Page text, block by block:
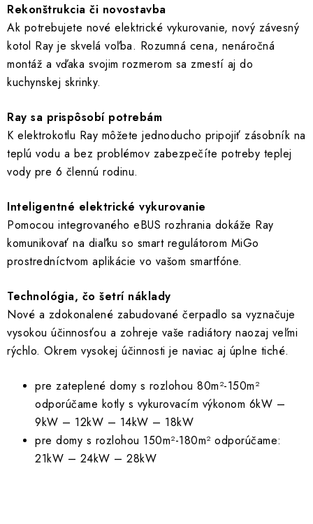
v
ý
p
i
s
Rekonštrukcia či novostavba
Ak potrebujete nové elektrické vykurovanie, nový závesný
kotol Ray je skvelá voľba. Rozumná cena, nenáročná
montáž a vďaka svojim rozmerom sa zmestí aj do
kuchynskej skrinky.
Ray sa prispôsobí potrebám
K elektrokotlu Ray môžete jednoducho pripojiť zásobník na
teplú vodu a bez problémov zabezpečíte potreby teplej
vody pre 6 člennú rodinu.
Inteligentné elektrické vykurovanie
Pomocou integrovaného eBUS rozhrania dokáže Ray
komunikovať na diaľku so smart regulátorom MiGo
prostredníctvom aplikácie vo vašom smartfóne.
Technológia, čo šetrí náklady
Nové a zdokonalené zabudované čerpadlo sa vyznačuje
vysokou účinnosťou a zohreje vaše radiátory naozaj veľmi
rýchlo. Okrem vysokej účinnosti je naviac aj úplne tiché.
pre zateplené domy s rozlohou 80m²-150m²
odporúčame kotly s vykurovacím výkonom 6kW –
9kW – 12kW – 14kW – 18kW
pre domy s rozlohou 150m²-180m² odporúčame:
21kW – 24kW – 28kW